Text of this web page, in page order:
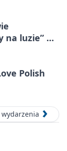
na luzie” w
Polish